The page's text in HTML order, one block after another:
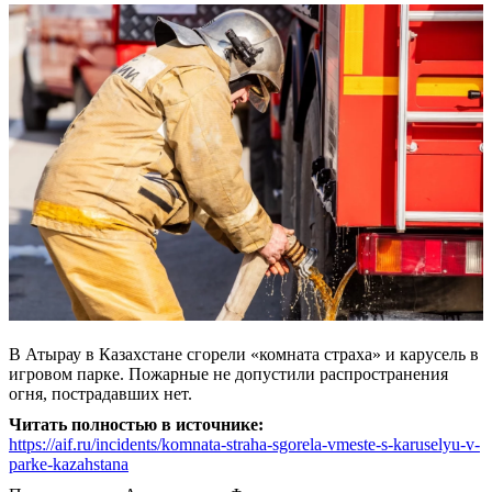
В Атырау в Казахстане сгорели «комната страха» и карусель в
игровом парке. Пожарные не допустили распространения
огня, пострадавших нет.
Читать полностью в источнике:
https://aif.ru/incidents/komnata-straha-sgorela-vmeste-s-karuselyu-v-
parke-kazahstana